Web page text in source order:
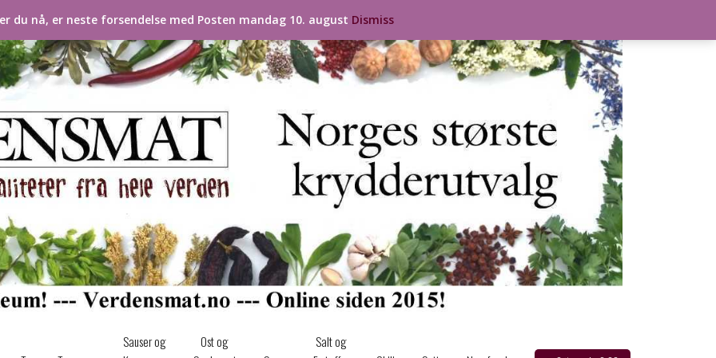
Sauser og
Ost og
Salt og
du nå, er neste forsendelse med Posten mandag 10. august Dismiss